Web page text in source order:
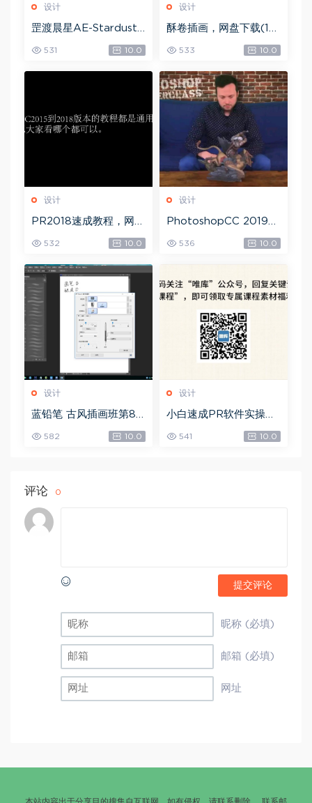
设计
罡渡晨星AE-Stardust
星尘粒子教程教学,共22
8节全套AE综合基础，
网盘下载(172.73G)
531 10.0
设计
酥卷插画，网盘下载(15.
533 10.0
设计
PR2018速成教程，网盘
532 10.0
设计
PhotoshopCC 2019
大师课，网盘下载(5.71
G)
536 10.0
设计
蓝铅笔 古风插画班第8
期，网盘下载(10.90G)
582 10.0
设计
小白速成PR软件实操：
20节短视频赚钱课，教
你月入过万（完结），
541 10.0
评论 0
提交评论
昵称 (必填)
邮箱 (必填)
网址